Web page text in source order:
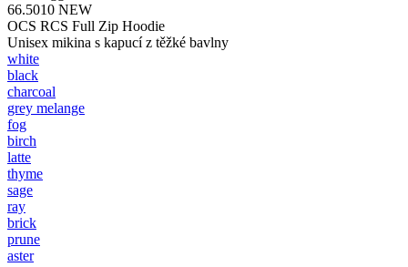
66.5010 NEW
OCS RCS Full Zip Hoodie
Unisex mikina s kapucí z těžké bavlny
white
black
charcoal
grey melange
fog
birch
latte
thyme
sage
ray
brick
prune
aster